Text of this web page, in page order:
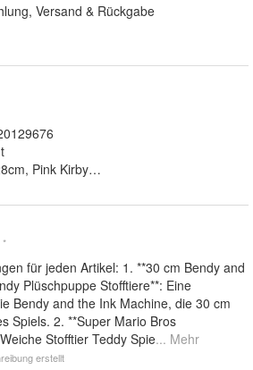
Versand & Rückgabe
Pink Kirby 15cm, Blue Kirby 15cm,
*
für jeden Artikel: 1. **30 cm Bendy and
Plüschpuppe Stofftiere**: Eine
Bendy and the Ink Machine, die 30 cm
Spiels. 2. **Super Mario Bros
Stofftier Teddy Spie... Mehr
erstellt